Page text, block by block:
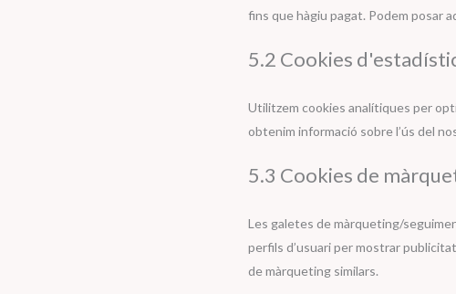
fins que hàgiu pagat. Podem posar
5.2 Cookies
Utilitzem cookies analítiques per
obtenim informació sobre l’ús del
5.3 Cookies de
Les galetes de màrqueting/
perfils d’usuari per mostrar
de màrqueting similars.